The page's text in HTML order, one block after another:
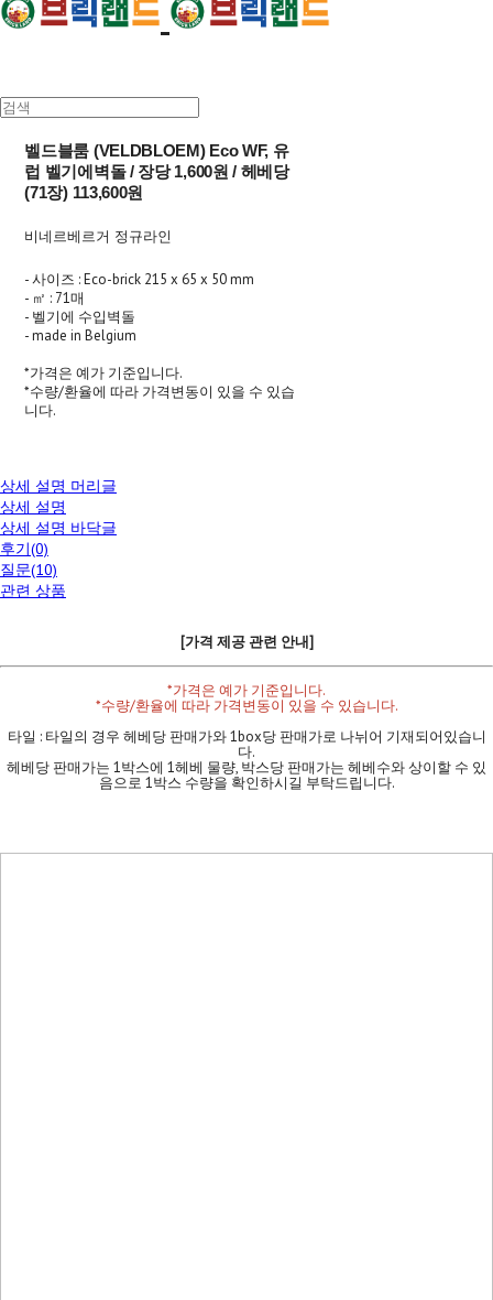
벨드블룸 (VELDBLOEM) Eco WF, 유
럽 벨기에벽돌 / 장당 1,600원 / 헤베당
(71장) 113,600원
비네르베르거 정규라인
- 사이즈 : Eco-brick 215 x 65 x 50 mm
- ㎡ : 71매
- 벨기에 수입벽돌
- made in Belgium
*가격은 예가 기준입니다.
*수량/환율에 따라 가격변동이 있을 수 있습
니다.
상세 설명 머리글
상세 설명
상세 설명 바닥글
후기(0)
질문(10)
관련 상품
[가격 제공 관련 안내]
*가격은 예가 기준입니다.
*수량/환율에 따라 가격변동이 있을 수 있습니다.
타일 : 타일의 경우 헤베당 판매가와 1box당 판매가로 나뉘어 기재되어있습니
다.
헤베당 판매가는 1박스에 1헤베 물량, 박스당 판매가는 헤베수와 상이할 수 있
음으로 1박스 수량을 확인하시길 부탁드립니다.